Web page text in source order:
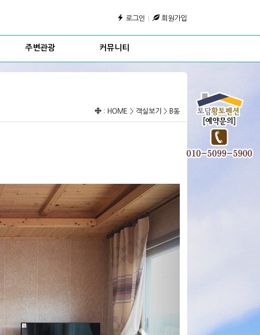
로그인 회원가입
주변관광 커뮤니티
: HOME > 객실보기 > B동